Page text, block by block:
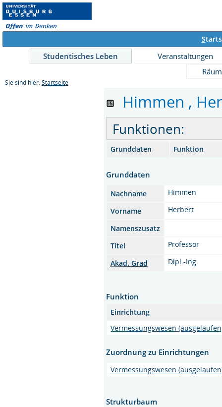
S
Studentisches Leben
Veranstaltungen
Sie sind hier: Startseite
Himmen ,
Funktionen:
Grunddaten Funktion
Grunddaten
Nachname
Himmen
Vorname
Herbert
Namenszusatz
Titel
Professor
Akad. Grad
Dipl.-Ing.
Funktion
Einrichtung
Vermessungswesen
Zuordnung zu Einrichtungen
Vermessungswesen
Strukturbaum